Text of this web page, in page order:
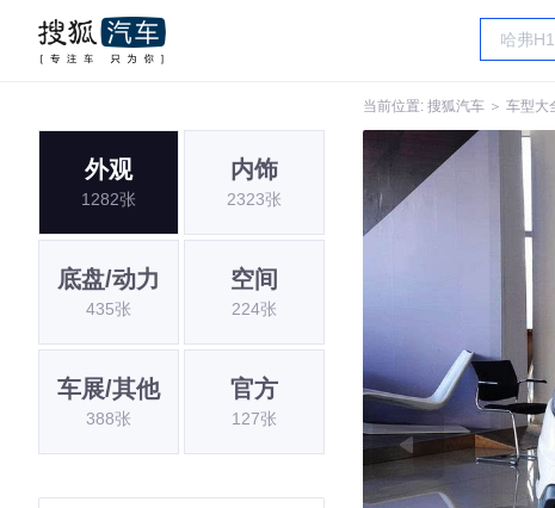
当前位置: 搜狐汽车 ＞ 车型大
外观
1282张
内饰
2323张
底盘/动力
435张
空间
224张
车展/其他
388张
官方
127张